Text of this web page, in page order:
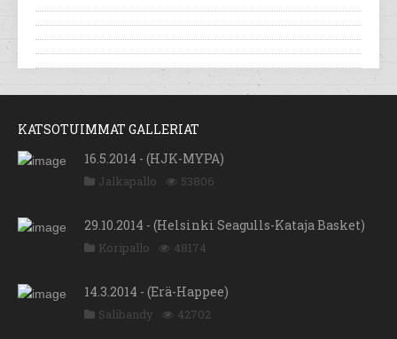
KATSOTUIMMAT GALLERIAT
16.5.2014 - (HJK-MYPA)
Jalkapallo 53806
29.10.2014 - (Helsinki Seagulls-Kataja Basket)
Koripallo 48174
14.3.2014 - (Erä-Happee)
Salibandy 42702